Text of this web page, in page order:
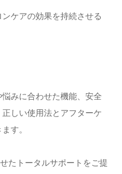
ケアの効果を持続させる
みに合わせた機能、安全
しい使用法とアフターケ
す。
たトータルサポートをご提